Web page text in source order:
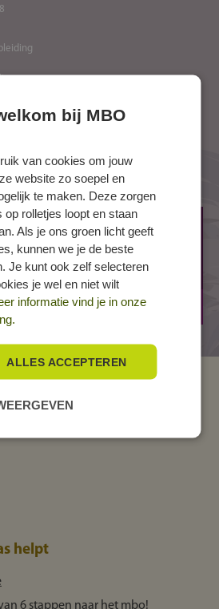
Europaboulevard
13
helpt
6 stappen naar het mbo!
bij MBO
van cookies om jouw
website zo soepel en
te maken. Deze zorgen
op rolletjes loopt en staan
Als je ons groen licht geeft
kunnen we je de beste
Je kunt ook zelf selecteren
je wel en niet wilt
informatie vind je in onze
ALLES ACCEPTEREN